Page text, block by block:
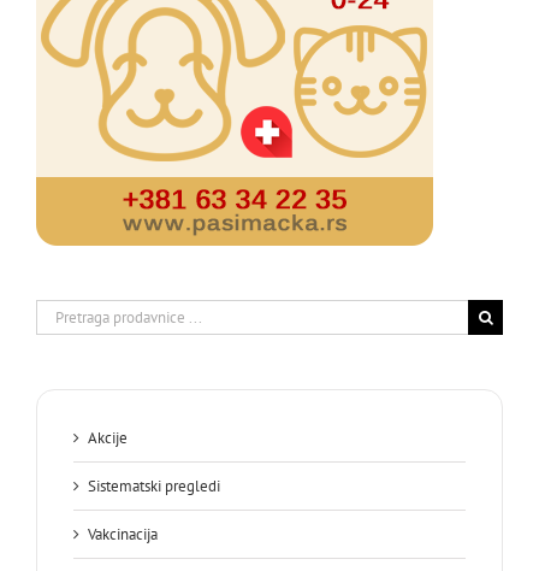
Search
for:
Akcije
Sistematski pregledi
Vakcinacija